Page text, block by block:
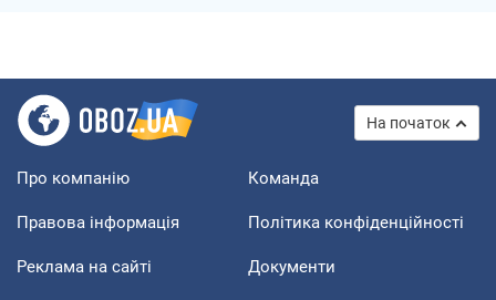
На початок
Про компанію Команда
Правова інформація Політика конфіденційності
Реклама на сайті Документи